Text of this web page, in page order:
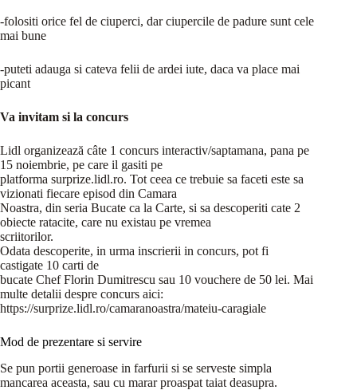
-folositi orice fel de ciuperci, dar ciupercile de padure sunt cele
mai bune
-puteti adauga si cateva felii de ardei iute, daca va place mai
picant
Va invitam si la concurs
Lidl organizează câte 1 concurs interactiv/saptamana, pana pe
15 noiembrie, pe care il gasiti pe
platforma surprize.lidl.ro. Tot ceea ce trebuie sa faceti este sa
vizionati fiecare episod din Camara
Noastra, din seria Bucate ca la Carte, si sa descoperiti cate 2
obiecte ratacite, care nu existau pe vremea
scriitorilor.
Odata descoperite, in urma inscrierii in concurs, pot fi
castigate 10 carti de
bucate Chef Florin Dumitrescu sau 10 vouchere de 50 lei. Mai
multe detalii despre concurs aici:
https://surprize.lidl.ro/camaranoastra/mateiu-caragiale
Mod de prezentare si servire
Se pun portii generoase in farfurii si se serveste simpla
mancarea aceasta, sau cu marar proaspat taiat deasupra.